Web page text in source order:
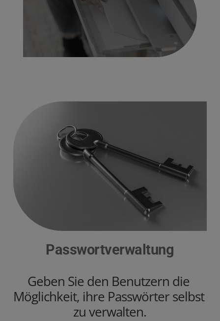
Passwortverwaltung
Geben Sie den Benutzern die
Möglichkeit, ihre Passwörter selbst
zu verwalten.